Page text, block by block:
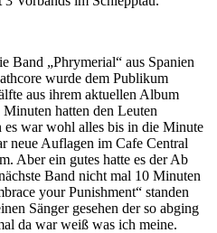
Band „Phrymerial“ aus Spanien
wurde dem Publikum
aus ihrem aktuellen Album
hatten den Leuten
es war wohl alles bis in die Minute
neue Auflagen im Cafe Central
Aber ein gutes hatte es der Ab
Band nicht mal 10 Minuten
your Punishment“ standen
Sänger gesehen der so abging
da war weiß was ich meine.